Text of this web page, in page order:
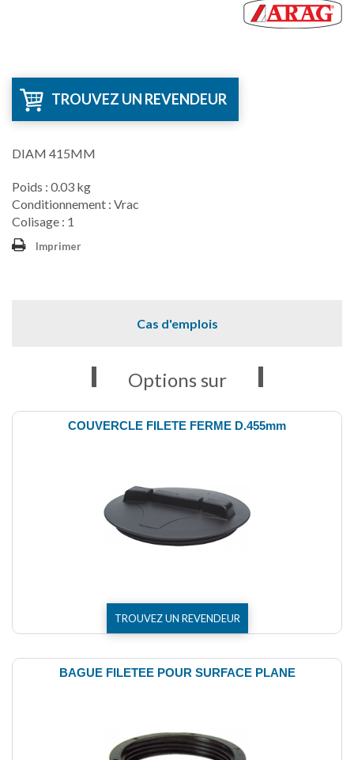
TROUVEZ UN REVENDEUR
DIAM 415MM
Poids : 0.03 kg
Conditionnement : Vrac
Colisage : 1
Imprimer
Cas d'emplois
Options sur
COUVERCLE FILETE FERME D.455mm
TROUVEZ UN REVENDEUR
BAGUE FILETEE POUR SURFACE PLANE